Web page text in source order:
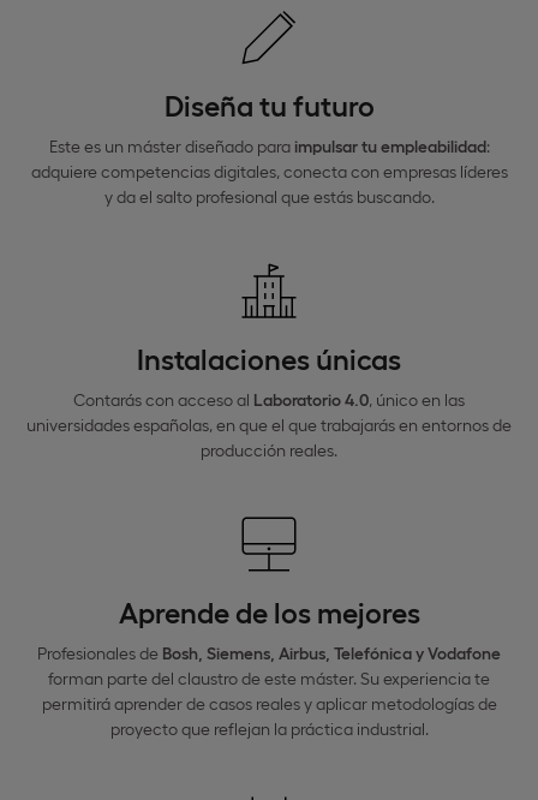
Diseña tu futuro
Este es un máster diseñado paraimpulsar tu empleabilidad:
adquiere competencias digitales, conecta con empresas líderes
y da el salto profesional que estás buscando.
Instalaciones únicas
Contarás con acceso al Laboratorio 4.0, único en las
universidades españolas, en que el que trabajarás en entornos de
producción reales.
Aprende de los mejores
Profesionales de Bosh, Siemens, Airbus, Telefónica y Vodafone
forman parte del claustro de este máster. Su experiencia te
permitirá aprender de casos reales y aplicar metodologías de
proyecto que reflejan la práctica industrial.